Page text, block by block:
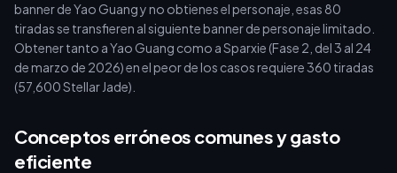
banner de Yao Guang y no obtienes el personaje, esas 80
tiradas se transfieren al siguiente banner de personaje limitado.
Obtener tanto a Yao Guang como a Sparxie (Fase 2, del 3 al 24
de marzo de 2026) en el peor de los casos requiere 360 tiradas
(57,600 Stellar Jade).
Conceptos erróneos comunes y gasto
eficiente